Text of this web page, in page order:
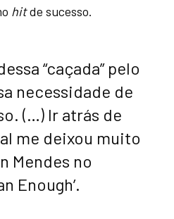
hitde sucesso.
“caçada” pelo
necessidade de
(…) Ir atrás de
me deixou muito
Mendes no
Enough’.